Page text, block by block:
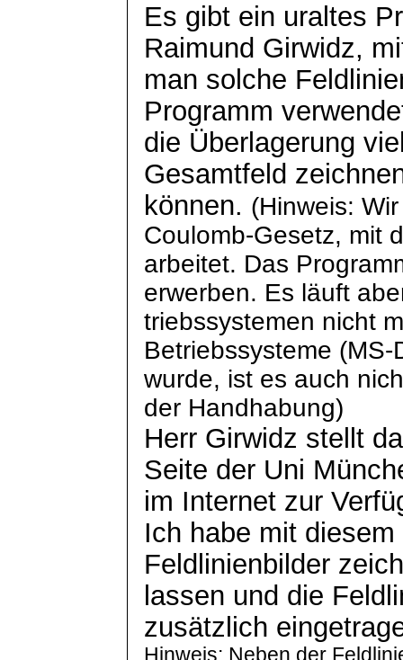
Es gibt ein uraltes
Raimund Girwidz,
man solche
Programm
die Überlagerung
Gesamtfeld
können. (Hinweis:
Coulomb-Gesetz, mit
arbeitet. Das
erwerben. Es läuft
triebssystemen nicht
Betriebssysteme
wurde, ist es auch
der Handhabung)
Herr Girwidz stellt
Seite der Uni
im Internet zur
Ich habe mit
Feldlinienbilder
lassen und die
zusätzlich
Hinweis: Neben der